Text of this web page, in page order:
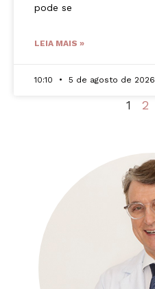
pode se
LEIA MAIS »
10:10 5 de agosto de 2026
1 2